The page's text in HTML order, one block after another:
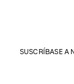
SUSCRÍBASE A